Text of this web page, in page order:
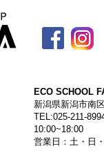
ECO SCHOOL
新潟県新潟市南
TEL:025-211-
10:00~18:00
営業日：土・日